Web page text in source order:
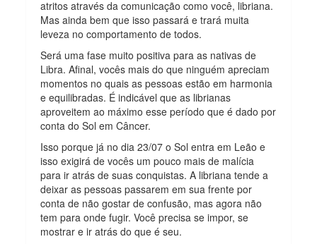
atritos através da comunicação como você, libriana.
Mas ainda bem que isso passará e trará muita
leveza no comportamento de todos.
Será uma fase muito positiva para as nativas de
Libra. Afinal, vocês mais do que ninguém apreciam
momentos no quais as pessoas estão em harmonia
e equilibradas. É indicável que as librianas
aproveitem ao máximo esse período que é dado por
conta do Sol em Câncer.
Isso porque já no dia 23/07 o Sol entra em Leão e
isso exigirá de vocês um pouco mais de malícia
para ir atrás de suas conquistas. A libriana tende a
deixar as pessoas passarem em sua frente por
conta de não gostar de confusão, mas agora não
tem para onde fugir. Você precisa se impor, se
mostrar e ir atrás do que é seu.